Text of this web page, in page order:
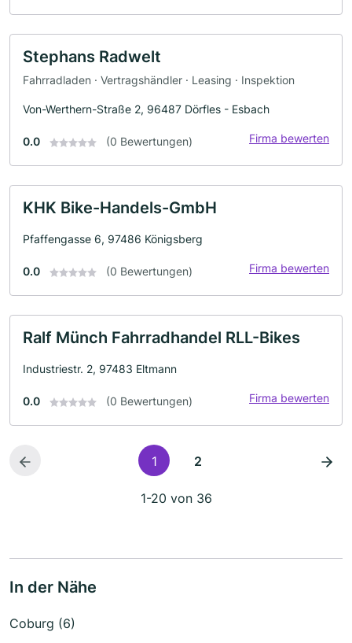
Stephans Radwelt
Fahrradladen · Vertragshändler · Leasing · Inspektion
Von-Werthern-Straße 2, 96487 Dörfles - Esbach
0.0 (0 Bewertungen) Firma bewerten
KHK Bike-Handels-GmbH
Pfaffengasse 6, 97486 Königsberg
0.0 (0 Bewertungen) Firma bewerten
Ralf Münch Fahrradhandel RLL-Bikes
Industriestr. 2, 97483 Eltmann
0.0 (0 Bewertungen) Firma bewerten
1 2
1-20 von 36
In der Nähe
Coburg (6)